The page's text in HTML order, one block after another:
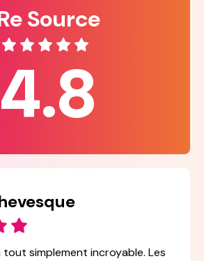
Source
4.8
simplement incroyable. Les